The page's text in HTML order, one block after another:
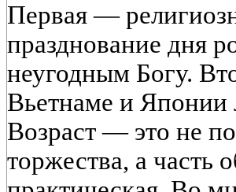
Первая —
празднование дня
неугодным Богу.
Вьетнаме и Японии
Возраст — это не
торжества, а часть